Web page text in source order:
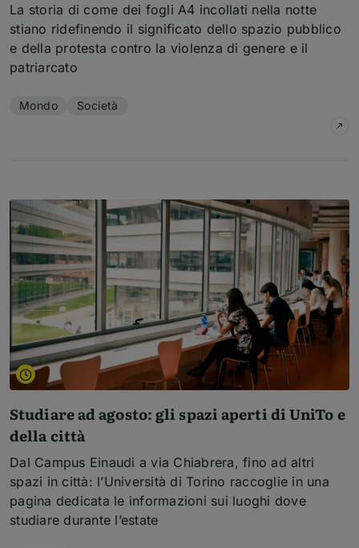
La storia di come dei fogli A4 incollati nella notte
stiano ridefinendo il significato dello spazio pubblico
e della protesta contro la violenza di genere e il
patriarcato
Mondo Società
su
Studiare ad agosto: gli spazi aperti di UniTo e
della città
Dal Campus Einaudi a via Chiabrera, fino ad altri
spazi in città: l’Università di Torino raccoglie in una
pagina dedicata le informazioni sui luoghi dove
studiare durante l’estate